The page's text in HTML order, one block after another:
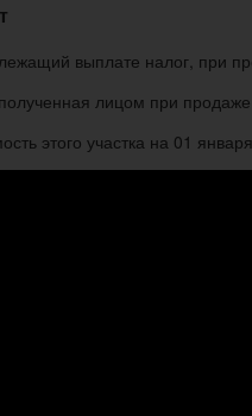
выплате налог, при
лицом при
этого участка на 01